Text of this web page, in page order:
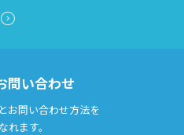
問い合わせ
お問い合わせ方法を
れます。